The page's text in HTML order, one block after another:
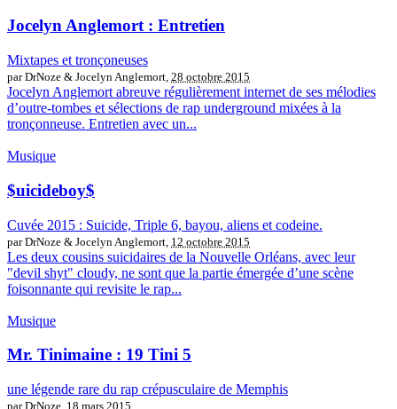
Jocelyn Anglemort : Entretien
Mixtapes et tronçoneuses
par DrNoze & Jocelyn Anglemort, 28 octobre 2015
Jocelyn Anglemort abreuve régulièrement internet de ses mélodies
d’outre-tombes et sélections de rap underground mixées à la
tronçonneuse. Entretien avec un...
Musique
$uicideboy$
Cuvée 2015 : Suicide, Triple 6, bayou, aliens et codeine.
par DrNoze & Jocelyn Anglemort, 12 octobre 2015
Les deux cousins suicidaires de la Nouvelle Orléans, avec leur
"devil shyt" cloudy, ne sont que la partie émergée d’une scène
foisonnante qui revisite le rap...
Musique
Mr. Tinimaine : 19 Tini 5
une légende rare du rap crépusculaire de Memphis
par DrNoze, 18 mars 2015